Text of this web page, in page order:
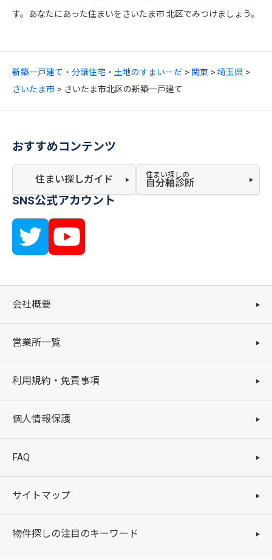
新築一戸建て・分譲住宅・土地のすまいーだ 関東
埼玉県
さいたま市
さいたま市北区の新築一戸建て
す。あなたにあった住まいをさいたま市 北区でみつけましょう。
おすすめコンテンツ
住まい探しガイド 住まい探しの
自分軸診断
SNS公式アカウント
会社概要
営業所一覧
利用規約・免責事項
個人情報保護
FAQ
サイトマップ
物件探しの注目のキーワード